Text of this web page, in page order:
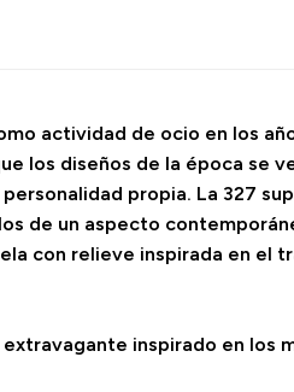
actividad de ocio en los
los diseños de la época se
propia. La 327
de un aspecto
con relieve inspirada en el
inspirado en los